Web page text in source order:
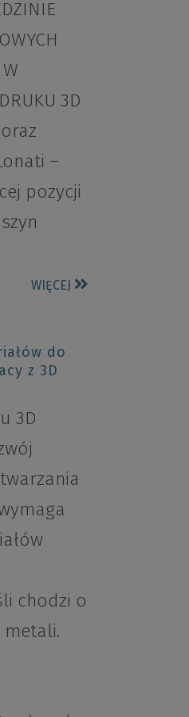
3D
–
pozycji
WIĘCEJ
do
z 3D
3D
chodzi o